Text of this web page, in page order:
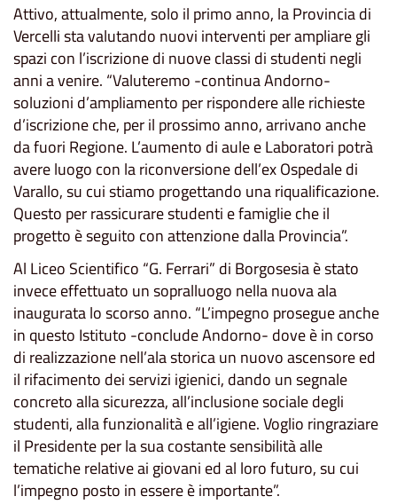
Attivo, attualmente, solo il primo anno, la Provincia di
Vercelli sta valutando nuovi interventi per ampliare gli
spazi con l’iscrizione di nuove classi di studenti negli
anni a venire. “Valuteremo -continua Andorno-
soluzioni d’ampliamento per rispondere alle richieste
d’iscrizione che, per il prossimo anno, arrivano anche
da fuori Regione. L’aumento di aule e Laboratori potrà
avere luogo con la riconversione dell’ex Ospedale di
Varallo, su cui stiamo progettando una riqualificazione.
Questo per rassicurare studenti e famiglie che il
progetto è seguito con attenzione dalla Provincia”.
Al Liceo Scientifico “G. Ferrari” di Borgosesia è stato
invece effettuato un sopralluogo nella nuova ala
inaugurata lo scorso anno. “L’impegno prosegue anche
in questo Istituto -conclude Andorno- dove è in corso
di realizzazione nell’ala storica un nuovo ascensore ed
il rifacimento dei servizi igienici, dando un segnale
concreto alla sicurezza, all’inclusione sociale degli
studenti, alla funzionalità e all’igiene. Voglio ringraziare
il Presidente per la sua costante sensibilità alle
tematiche relative ai giovani ed al loro futuro, su cui
l’impegno posto in essere è importante”.